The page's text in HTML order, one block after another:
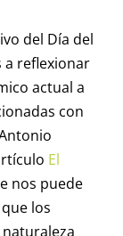
del Día del
a reflexionar
actual a
con
El
nos puede
los